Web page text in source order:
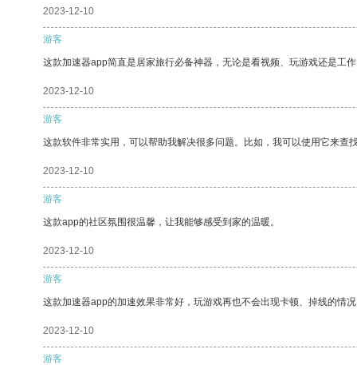
2023-12-10
游客
这款加速器app简直是居家旅行必备神器，无论是看视频、玩游戏还是工
2023-12-10
游客
这款软件非常实用，可以帮助我解决很多问题。比如，我可以使用它来查
2023-12-10
游客
这款app的社区氛围很温馨，让我能够感受到家的温暖。
2023-12-10
游客
这款加速器app的加速效果非常好，玩游戏再也不会出现卡顿、掉线的情
2023-12-10
游客